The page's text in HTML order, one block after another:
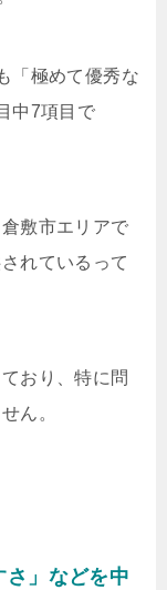
「極めて優秀な
中7項目で
敷市エリアで
れているって
おり、特に問
ん。
さ」などを中